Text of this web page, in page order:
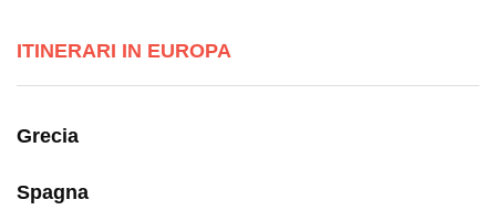
ITINERARI IN EUROPA
Grecia
Spagna